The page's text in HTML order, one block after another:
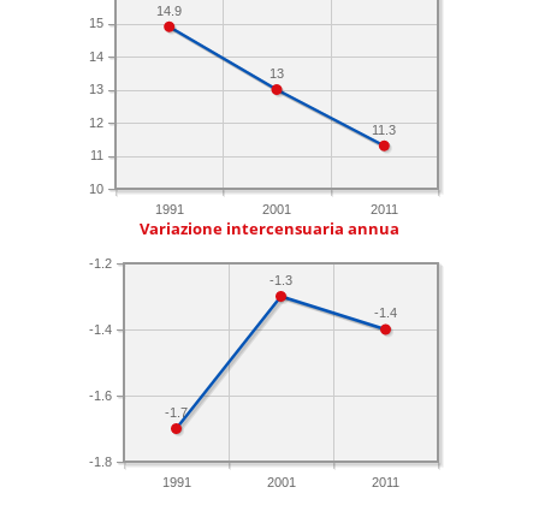
1991 2001 2011
10
11
12
13
14
15
11.3
13
14.9
Variazione intercensuaria annua
1991 2001 2011
-1.8
-1.6
-1.4
-1.2
-1.4
-1.3
-1.7